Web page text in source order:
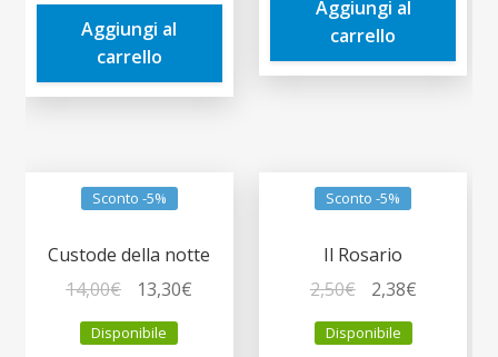
era:
7,00€.
è:
Aggiungi al
carrello
9,00€.
Aggiungi al
carrello
Sconto -5%
Custode della notte
14,00€
prezzo
originale
13,30€
Disponibile
Sconto -5%
Il Rosario
2,50€
prezzo
originale
2,38€Il
Disponibile